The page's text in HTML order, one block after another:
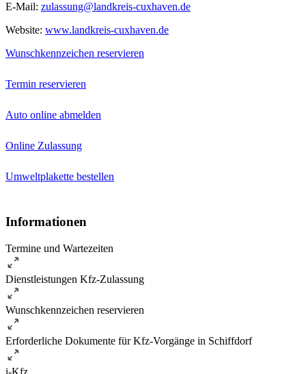
E-Mail: zulassung@landkreis-cuxhaven.de
Website: www.landkreis-cuxhaven.de
Wunschkennzeichen reservieren
Termin reservieren
Auto online abmelden
Online Zulassung
Umweltplakette bestellen
Informationen
Termine und Wartezeiten
Dienstleistungen Kfz-Zulassung
Wunschkennzeichen reservieren
Erforderliche Dokumente für Kfz-Vorgänge in Schiffdorf
i-Kfz